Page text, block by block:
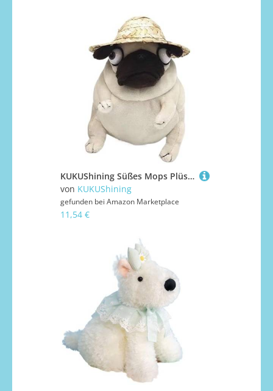
KUKUShining Süßes Mops Plüschtier Weiches Knuddeliges Stofftier für Kinder Hundefreunde und Einzigartiges Geschenk für Mops Liebhaber und Geburtstage(Pug(hat))
von KUKUShining
gefunden bei Amazon Marketplace
11,54 €